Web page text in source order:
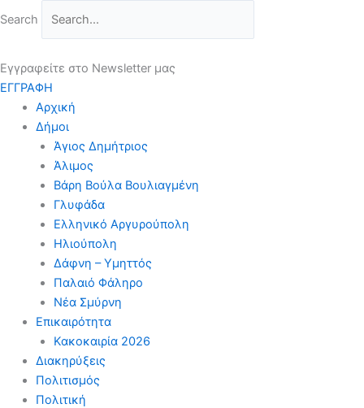
στο
Search
Εγγραφείτε στο Newsletter μας
ΕΓΓΡΑΦΗ
Αρχική
Δήμοι
Άγιος Δημήτριος
Άλιμος
Βάρη Βούλα Βουλιαγμένη
Γλυφάδα
Ελληνικό Αργυρούπολη
Ηλιούπολη
Δάφνη – Υμηττός
Παλαιό Φάληρο
Νέα Σμύρνη
Επικαιρότητα
Κακοκαιρία 2026
Διακηρύξεις
Πολιτισμός
Πολιτική